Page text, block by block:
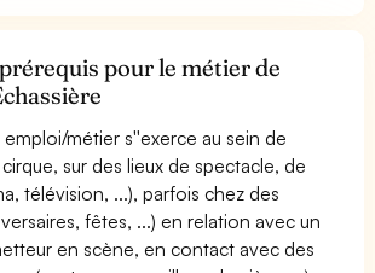
pour le métier de
métier s''exerce au sein de
sur des lieux de spectacle, de
télévision, ...), parfois chez des
fêtes, ...) en relation avec un
en scène, en contact avec des